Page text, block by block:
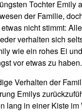
Tochter Emily
der Familie,
nicht stimmt: Alle
verhalten sich
wie ein rohes Ei
vor etwas zu haben.
Verhalten der
Emilys
lang in einer Kiste im